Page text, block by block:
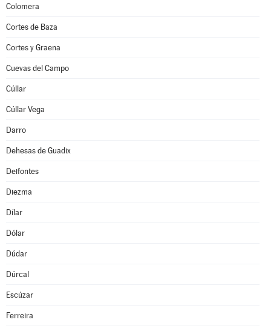
Colomera
Cortes de Baza
Cortes y Graena
Cuevas del Campo
Cúllar
Cúllar Vega
Darro
Dehesas de Guadix
Deifontes
Diezma
Dílar
Dólar
Dúdar
Dúrcal
Escúzar
Ferreira